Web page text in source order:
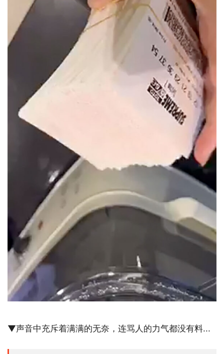
▼声音中充斥着满满的无奈，连骂人的力气都没有料...